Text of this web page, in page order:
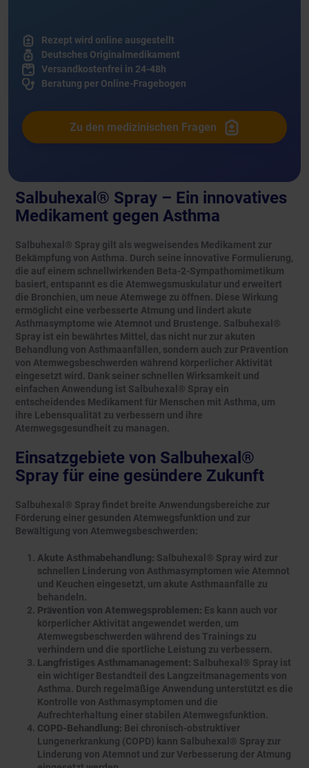
Salbuhexal® Spray – Ein innovatives
Medikament gegen Asthma
Salbuhexal® Spray gilt als wegweisendes Medikament zur
Bekämpfung von Asthma. Durch seine innovative Formulierung,
die auf einem schnellwirkenden Beta-2-Sympathomimetikum
basiert, entspannt es die Atemwegsmuskulatur und erweitert
die Bronchien, um neue Atemwege zu öffnen. Diese Wirkung
ermöglicht eine verbesserte Atmung und lindert akute
Asthmasymptome wie Atemnot und Brustenge. Salbuhexal®
Spray ist ein bewährtes Mittel, das nicht nur zur akuten
Behandlung von Asthmaanfällen, sondern auch zur Prävention
von Atemwegsbeschwerden während körperlicher Aktivität
eingesetzt wird. Dank seiner schnellen Wirksamkeit und
einfachen Anwendung ist Salbuhexal® Spray ein
entscheidendes Medikament für Menschen mit Asthma, um
ihre Lebensqualität zu verbessern und ihre
Atemwegsgesundheit zu managen.
Einsatzgebiete von Salbuhexal®
Spray für eine gesündere Zukunft
Salbuhexal® Spray findet breite Anwendungsbereiche zur
Förderung einer gesunden Atemwegsfunktion und zur
Bewältigung von Atemwegsbeschwerden:
Akute Asthmabehandlung: Salbuhexal® Spray wird zur
schnellen Linderung von Asthmasymptomen wie Atemnot
und Keuchen eingesetzt, um akute Asthmaanfälle zu
behandeln.
Prävention von Atemwegsproblemen: Es kann auch vor
körperlicher Aktivität angewendet werden, um
Atemwegsbeschwerden während des Trainings zu
verhindern und die sportliche Leistung zu verbessern.
Langfristiges Asthmamanagement: Salbuhexal® Spray ist
ein wichtiger Bestandteil des Langzeitmanagements von
Asthma. Durch regelmäßige Anwendung unterstützt es die
Kontrolle von Asthmasymptomen und die
Aufrechterhaltung einer stabilen Atemwegsfunktion.
COPD-Behandlung: Bei chronisch-obstruktiver
Lungenerkrankung (COPD) kann Salbuhexal® Spray zur
Linderung von Atemnot und zur Verbesserung der Atmung
Rezept wird online ausgestellt
Deutsches Originalmedikament
Versandkostenfrei in 24-48h
Beratung per Online-Fragebogen
Zu den medizinischen Fragen